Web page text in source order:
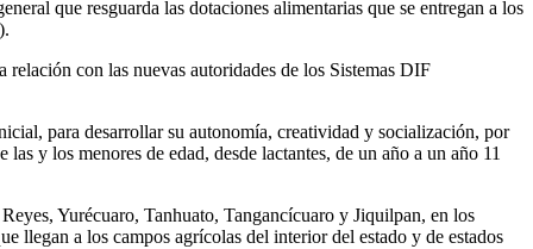
que resguarda las dotaciones alimentarias que se entregan a los
con las nuevas autoridades de los Sistemas DIF
para desarrollar su autonomía, creatividad y socialización, por
y los menores de edad, desde lactantes, de un año a un año 11
Yurécuaro, Tanhuato, Tangancícuaro y Jiquilpan, en los
llegan a los campos agrícolas del interior del estado y de estados